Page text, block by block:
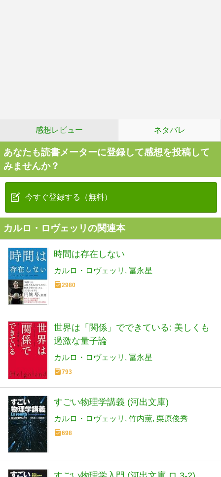
感想レビュー ネタバレ
あなたも読書メーターに登録して感想を投稿して
みませんか？
今すぐ登録する（無料）
カルロ・ロヴェッリの関連本
時間は存在しない
カルロ・ロヴェッリ 冨永星
2980
世界は「関係」でできている: 美しくも
過激な量子論
カルロ・ロヴェッリ 冨永星
793
すごい物理学講義 (河出文庫)
カルロ・ロヴェッリ 竹内薫 栗原俊秀
698